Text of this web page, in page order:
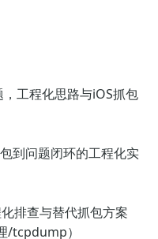
，工程化思路与iOS抓包
到问题闭环的工程化实
排查与替代抓包方案
/tcpdump）